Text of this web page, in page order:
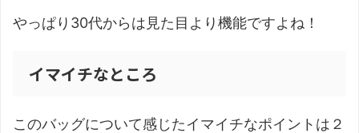
やっぱり30代からは見た目より機能ですよね！
イマイチなところ
このバッグについて感じたイマイチなポイントは２